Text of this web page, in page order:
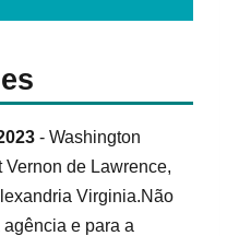
- Washington
de Lawrence,
Virginia.Não
e para a